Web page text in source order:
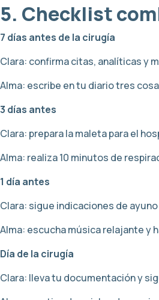
5. Checklist
7 días antes de la cirugía
Clara: confirma citas, analíticas y
Alma: escribe en tu diario tres
3 días antes
Clara: prepara la maleta para el
Alma: realiza 10 minutos de
1 día antes
Clara: sigue indicaciones de
Alma: escucha música relajante y
Día de la cirugía
Clara: lleva tu documentación y